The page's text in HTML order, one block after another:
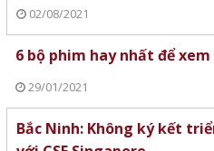
02/08/2021
6 bộ phim hay nhất để
29/01/2021
Bắc Ninh: Không ký kết